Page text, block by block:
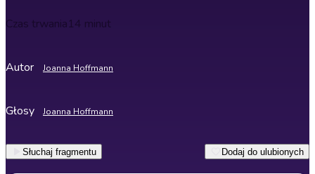
Czas trwania14 minut
Autor Joanna Hoffmann
Głosy Joanna Hoffmann
Słuchaj fragmentu Dodaj do ulubionych